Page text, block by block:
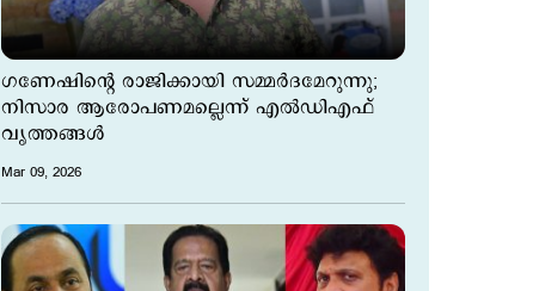
ഗണേഷിന്റെ രാജിക്കായി സമ്മര്‍ദമേറുന്നു;
നിസാര ആരോപണമല്ലെന്ന് എല്‍ഡിഎഫ്
വൃത്തങ്ങള്‍
Mar 09, 2026